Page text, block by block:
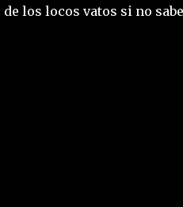
de los locos vatos si no